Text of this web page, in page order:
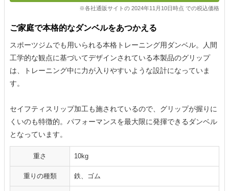
※各社通販サイトの 2024年11月10日時点 での税込価格
ご家庭で本格的なダンベルをあつかえる
スポーツジムでも用いられる本格トレーニング用ダンベル。人間
工学的な観点に基づいてデザインされている本製品のグリップ
は、トレーニング中に力が入りやすいような設計になっていま
す。
セイフティスリップ加工も施されているので、グリップが握りに
くいのも特徴的。パフォーマンスを最大限に発揮できるダンベル
となっています。
重さ 10kg
重りの種類 鉄、ゴム